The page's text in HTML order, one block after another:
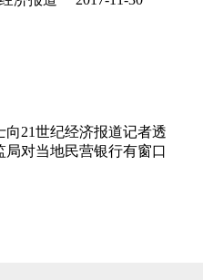
21世纪经济报道记者透
对当地民营银行有窗口